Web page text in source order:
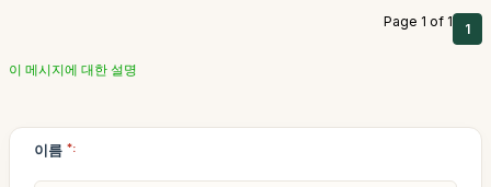
Page 1 of 1 1
이 메시지에 대한 설명
이름 *: